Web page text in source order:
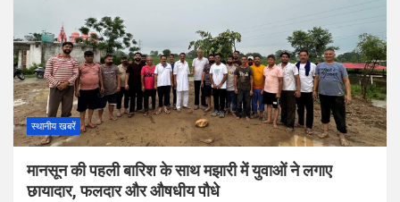
स्थानीय खबरें
मानसून की पहली बारिश के साथ मझारी में युवाओं ने लगाए
छायादार, फलदार और औषधीय पौधे